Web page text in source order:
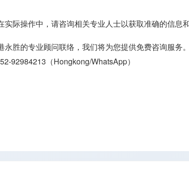
际操作中，请咨询相关专业人士以获取准确的信息和
胜的专业顾问联络，我们将为您提供免费咨询服务。
92984213（Hongkong/WhatsApp）